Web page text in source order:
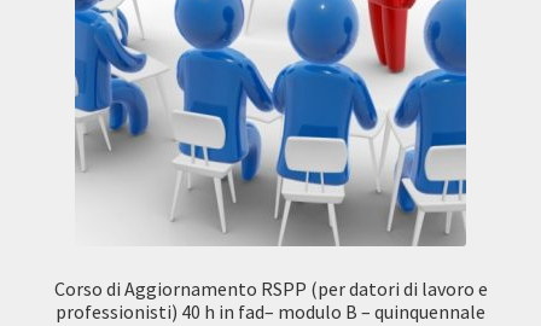
Corso di Aggiornamento RSPP (per datori di lavoro e
professionisti) 40 h in fad– modulo B – quinquennale